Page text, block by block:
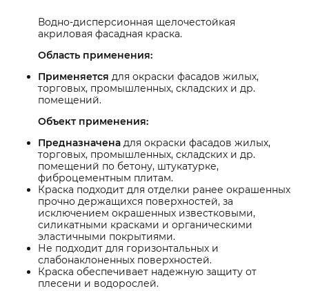
Водно-дисперсионная щелочестойкая
акриловая фасадная краска.
Область применения:
Применяется для окраски фасадов жилых,
торговых, промышленных, складских и др.
помещений.
Объект применения:
Предназначена для окраски фасадов жилых,
торговых, промышленных, складских и др.
помещений по бетону, штукатурке,
фиброцементным плитам.
Краска подходит для отделки ранее окрашенных
прочно держащихся поверхностей, за
исключением окрашенных известковыми,
силикатными красками и органическими
эластичными покрытиями.
Не подходит для горизонтальных и
слабонаклоненных поверхностей.
Краска обеспечивает надежную защиту от
плесени и водорослей.